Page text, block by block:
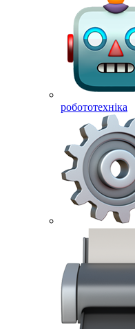
робототехніка